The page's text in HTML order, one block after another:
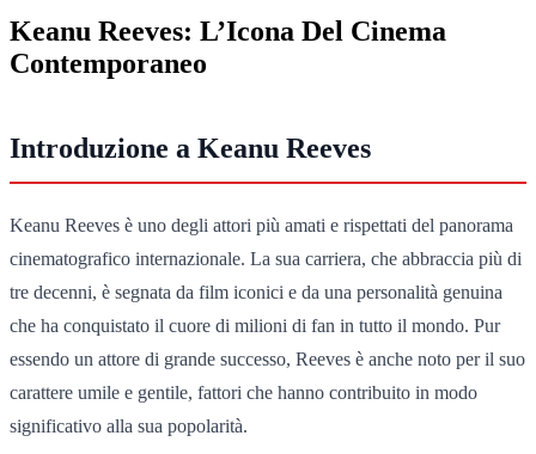
Keanu Reeves: L’Icona Del Cinema
Contemporaneo
Introduzione a Keanu Reeves
Keanu Reeves è uno degli attori più amati e rispettati del panorama
cinematografico internazionale. La sua carriera, che abbraccia più di
tre decenni, è segnata da film iconici e da una personalità genuina
che ha conquistato il cuore di milioni di fan in tutto il mondo. Pur
essendo un attore di grande successo, Reeves è anche noto per il suo
carattere umile e gentile, fattori che hanno contribuito in modo
significativo alla sua popolarità.